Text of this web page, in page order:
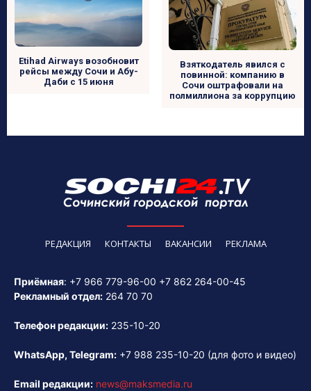
Etihad Airways возобновит
рейсы между Сочи и Абу-
Даби с 15 июня
Взяткодатель явился с
повинной: компанию в
Сочи оштрафовали на
полмиллиона за коррупцию
РЕДАКЦИЯ КОНТАКТЫ ВАКАНСИИ РЕКЛАМА
Приёмная: +7 966 779-96-00 +7 862 264-00-45
Рекламный отдел: 264 70 70
Телефон редакции: 235-10-20
WhatsApp, Telegram: +7 988 235-10-20 (для фото и видео)
Email редакции: news@maksmedia.ru